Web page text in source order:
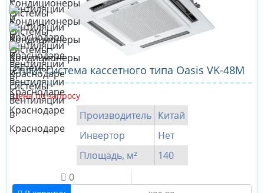
Сплит-система кассетного типа Oasis VK-48M
Цена по запросу
Производитель Китай
Инвертор
Нет
Площадь, м²
140
0